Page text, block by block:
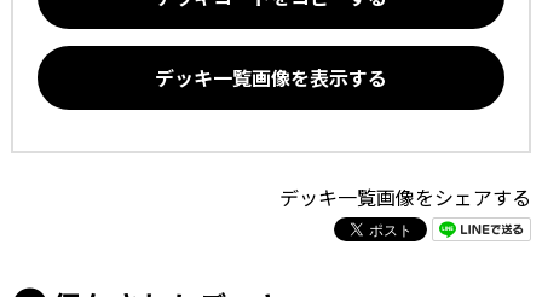
デッキ一覧画像を表示する
デッキ一覧画像をシェアする